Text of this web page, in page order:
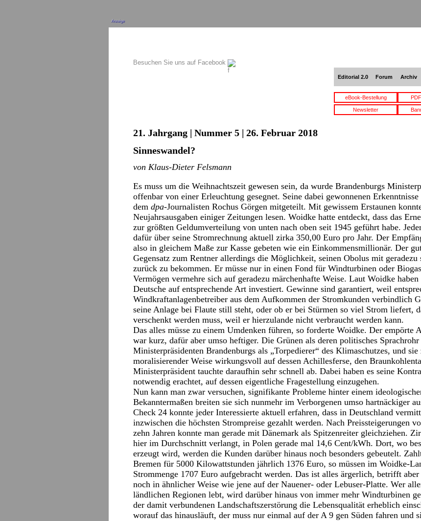
Anzeige
Besuchen Sie uns auf Facebook
Editorial 2.0 Forum Archiv
eBook-Bestellung
Newsletter
21. Jahrgang | Nummer 5 | 26. Februar 2018
Sinneswandel?
von Klaus-Dieter Felsmann
Es muss um die Weihnachtszeit gewesen sein, da wurde Brandenburgs
offenbar von einer Erleuchtung gesegnet. Seine dabei gewonnenen
dem dpa-Journalisten Rochus Görgen mitgeteilt. Mit gewissem Erstaunen
Neujahrsausgaben einiger Zeitungen lesen. Woidke hatte entdeckt, dass das
zur größten Geldumverteilung von unten nach oben seit 1945 geführt habe.
dafür über seine Stromrechnung aktuell zirka 350,00 Euro pro Jahr. Der
also in gleichem Maße zur Kasse gebeten wie ein Einkommensmillionär. Der
Gegensatz zum Rentner allerdings die Möglichkeit, seinen Obolus mit
zurück zu bekommen. Er müsse nur in einen Fond für Windturbinen oder
Vermögen vermehre sich auf geradezu märchenhafte Weise. Laut Woidke
Deutsche auf entsprechende Art investiert. Gewinne sind garantiert, weil
Windkraftanlagenbetreiber aus dem Aufkommen der Stromkunden verbindlich
seine Anlage bei Flaute still steht, oder ob er bei Stürmen so viel Strom liefert,
verschenkt werden muss, weil er hierzulande nicht verbraucht werden kann.
Das alles müsse zu einem Umdenken führen, so forderte Woidke. Der empörte
war kurz, dafür aber umso heftiger. Die Grünen als deren politisches
Ministerpräsidenten Brandenburgs als „Torpedierer“ des Klimaschutzes, und
moralisierender Weise wirkungsvoll auf dessen Achillesferse, den
Ministerpräsident tauchte daraufhin sehr schnell ab. Dabei haben es seine
notwendig erachtet, auf dessen eigentliche Fragestellung einzugehen.
Nun kann man zwar versuchen, signifikante Probleme hinter einem
Bekanntermaßen breiten sie sich nunmehr im Verborgenen umso hartnäckiger
Check 24 konnte jeder Interessierte aktuell erfahren, dass in Deutschland
inzwischen die höchsten Strompreise gezahlt werden. Nach Preissteigerungen
zehn Jahren konnte man gerade mit Dänemark als Spitzenreiter gleichziehen.
hier im Durchschnitt verlangt, in Polen gerade mal 14,6 Cent/kWh. Dort, wo
erzeugt wird, werden die Kunden darüber hinaus noch besonders gebeutelt.
Bremen für 5000 Kilowattstunden jährlich 1376 Euro, so müssen im Woidke-
Strommenge 1707 Euro aufgebracht werden. Das ist alles ärgerlich, betrifft
noch in ähnlicher Weise wie jene auf der Nauener- oder Lebuser-Platte. Wer
ländlichen Regionen lebt, wird darüber hinaus von immer mehr Windturbinen
der damit verbundenen Landschaftszerstörung die Lebensqualität erheblich
worauf das hinausläuft, der muss nur einmal auf der A 9 gen Süden fahren und